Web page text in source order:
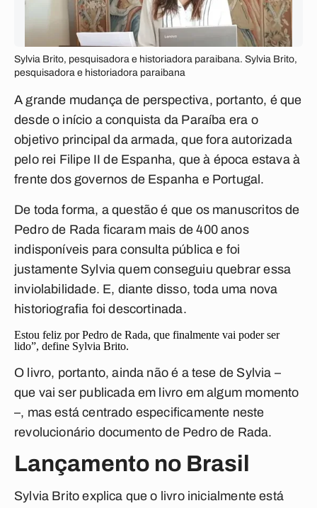
Sylvia Brito, pesquisadora e historiadora paraibana. Sylvia Brito,
pesquisadora e historiadora paraibana
A grande mudança de perspectiva, portanto, é que
desde o início a conquista da Paraíba era o
objetivo principal da armada, que fora autorizada
pelo rei Filipe II de Espanha, que à época estava à
frente dos governos de Espanha e Portugal.
De toda forma, a questão é que os manuscritos de
Pedro de Rada ficaram mais de 400 anos
indisponíveis para consulta pública e foi
justamente Sylvia quem conseguiu quebrar essa
inviolabilidade. E, diante disso, toda uma nova
historiografia foi descortinada.
Estou feliz por Pedro de Rada, que finalmente vai poder ser
lido”, define Sylvia Brito.
O livro, portanto, ainda não é a tese de Sylvia –
que vai ser publicada em livro em algum momento
–, mas está centrado especificamente neste
revolucionário documento de Pedro de Rada.
Lançamento no Brasil
Sylvia Brito explica que o livro inicialmente está